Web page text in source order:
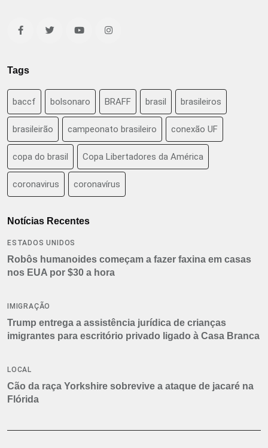
Tags
baccf bolsonaro BRAFF brasil brasileiros
brasileirão campeonato brasileiro conexão UF
copa do brasil Copa Libertadores da América
coronavirus coronavírus
Notícias Recentes
ESTADOS UNIDOS
Robôs humanoides começam a fazer faxina em casas
nos EUA por $30 a hora
IMIGRAÇÃO
Trump entrega a assistência jurídica de crianças
imigrantes para escritório privado ligado à Casa Branca
LOCAL
Cão da raça Yorkshire sobrevive a ataque de jacaré na
Flórida